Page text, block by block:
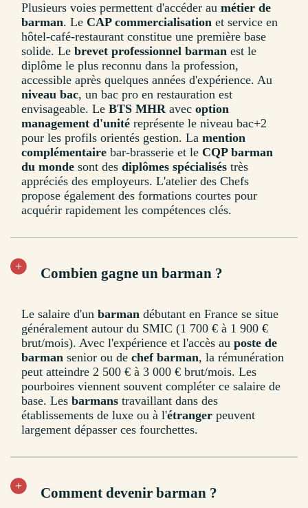
Plusieurs voies permettent d'accéder au métier de
barman. Le CAP commercialisation et service en
hôtel-café-restaurant constitue une première base
solide. Le brevet professionnel barman est le
diplôme le plus reconnu dans la profession,
accessible après quelques années d'expérience. Au
niveau bac, un bac pro en restauration est
envisageable. Le BTS MHRavec option
management d'unité représente le niveau bac+2
pour les profils orientés gestion. La mention
complémentaire bar-brasserie et le CQP barman
du monde sont des diplômes spécialisés très
appréciés des employeurs. L'atelier des Chefs
propose également des formations courtes pour
acquérir rapidement les compétences clés.
Combien gagne un barman ?
Le salaire d'un barman débutant en France se situe
généralement autour du SMIC (1 700 € à 1 900 €
brut/mois). Avec l'expérience et l'accès au poste de
barman senior ou de chef barman, la rémunération
peut atteindre 2 500 € à 3 000 € brut/mois. Les
pourboires viennent souvent compléter ce salaire de
base. Les barmans travaillant dans des
établissements de luxe ou à l'étranger peuvent
largement dépasser ces fourchettes.
Comment devenir barman ?